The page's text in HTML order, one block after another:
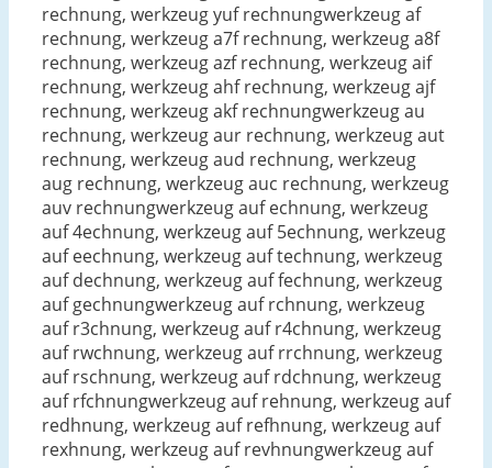
rechnung, werkzeug yuf rechnungwerkzeug af
rechnung, werkzeug a7f rechnung, werkzeug a8f
rechnung, werkzeug azf rechnung, werkzeug aif
rechnung, werkzeug ahf rechnung, werkzeug ajf
rechnung, werkzeug akf rechnungwerkzeug au
rechnung, werkzeug aur rechnung, werkzeug aut
rechnung, werkzeug aud rechnung, werkzeug
aug rechnung, werkzeug auc rechnung, werkzeug
auv rechnungwerkzeug auf echnung, werkzeug
auf 4echnung, werkzeug auf 5echnung, werkzeug
auf eechnung, werkzeug auf technung, werkzeug
auf dechnung, werkzeug auf fechnung, werkzeug
auf gechnungwerkzeug auf rchnung, werkzeug
auf r3chnung, werkzeug auf r4chnung, werkzeug
auf rwchnung, werkzeug auf rrchnung, werkzeug
auf rschnung, werkzeug auf rdchnung, werkzeug
auf rfchnungwerkzeug auf rehnung, werkzeug auf
redhnung, werkzeug auf refhnung, werkzeug auf
rexhnung, werkzeug auf revhnungwerkzeug auf